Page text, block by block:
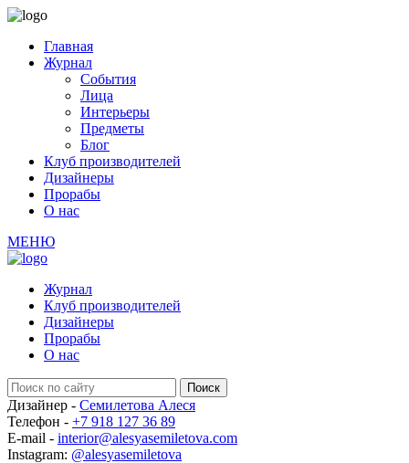
Главная
Журнал
События
Лица
Интерьеры
Предметы
Блог
Клуб производителей
Дизайнеры
Прорабы
О нас
МЕНЮ
Журнал
Клуб производителей
Дизайнеры
Прорабы
О нас
Дизайнер - Семилетова Алеся
Телефон - +7 918 127 36 89
E-mail - interior@alesyasemiletova.com
Instagram: @alesyasemiletova